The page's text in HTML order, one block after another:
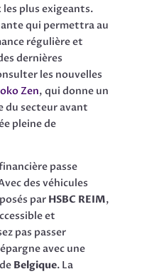
plus exigeants.
qui permettra au
régulière et
dernières
les nouvelles
Zen, qui donne un
du secteur avant
pleine de
passe
des véhicules
par HSBC REIM,
et
pas passer
avec une
Belgique. La